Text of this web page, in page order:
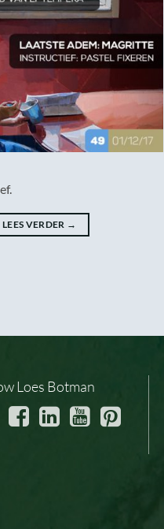
LEES VERDER →
Loes Botman